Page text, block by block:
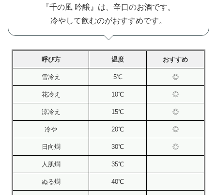
『千の風 吟醸』は、辛口のお酒です。
冷やして飲むのがおすすめです。
呼び方 温度 おすすめ
雪冷え 5℃ ◎
花冷え 10℃ ◎
涼冷え 15℃ ◎
冷や 20℃ ◎
日向燗 30℃ ◎
人肌燗 35℃
ぬる燗 40℃